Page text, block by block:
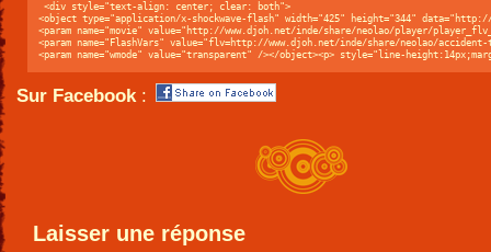
<div style="text-align: center; clear: both">
<object type="application/x-shockwave-flash" width="425" height="344"
<param name="movie" value="http://www.djoh.net/inde/share/neolao/player/
<param name="FlashVars" value="flv=http://www.djoh.net/inde/share/neolao/accident-tuk-
<param name="wmode" value="transparent" /></object><p> style="line-
Sur Facebook:
Laisser une réponse